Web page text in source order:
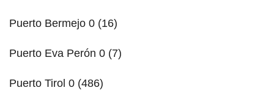
Puerto Bermejo 0 (16)
Puerto Eva Perón 0 (7)
Puerto Tirol 0 (486)